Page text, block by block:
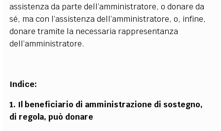
assistenza da parte dell’amministratore, o donare da
sé, ma con l’assistenza dell’amministratore, o, infine,
donare tramite la necessaria rappresentanza
dell’amministratore.
Indice:
1. Il beneficiario di amministrazione di sostegno,
di regola, può donare